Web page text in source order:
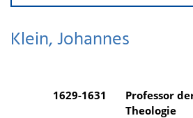
Klein, Johannes
1629-1631
Professor
Theologie